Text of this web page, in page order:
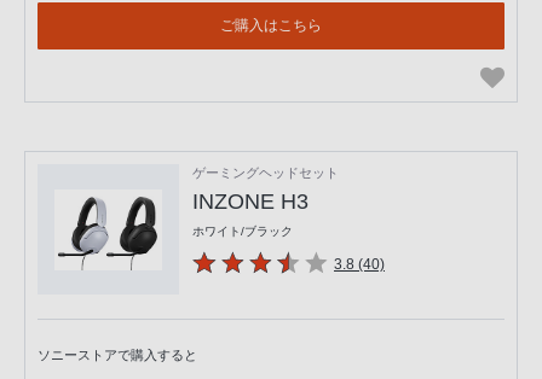
ご購入はこちら
ゲーミングヘッドセット
INZONE H3
ホワイト/ブラック
3.8 (40)
ソニーストアで購入すると